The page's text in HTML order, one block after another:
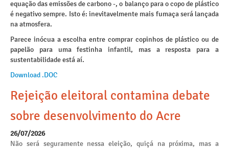
equação das emissões de carbono -, o balanço para o copo de plástico
é negativo sempre. Isto é: inevitavelmente mais fumaça será lançada
na atmosfera.
Parece inócua a escolha entre comprar copinhos de plástico ou de
papelão para uma festinha infantil, mas a resposta para a
sustentabilidade está aí.
Download .DOC
Rejeição eleitoral contamina debate
sobre desenvolvimento do Acre
26/07/2026
Não será seguramente nessa eleição, quiçá na próxima, mas a